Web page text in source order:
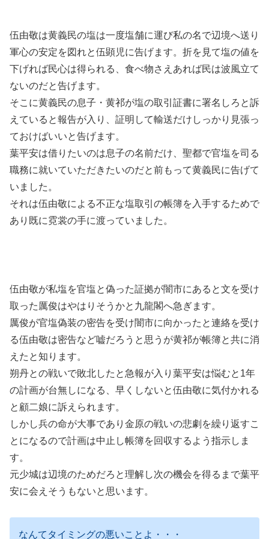
伍由敬は黄義民の塩は一度塩舗に運び私の名で辺境へ送り
軍心の安定を図れと伍顕児に告げます。折を見て塩の値を
下げれば民心は得られる、食べ物さえあれば民は波風立て
ないのだと告げます。
そこに黄義民の息子・黄祁が塩の取引証書に署名しろと訴
えていると報告が入り、証明して輸送だけしっかり見張っ
ておけばいいと告げます。
葉平安は借りたいのは息子の名前だけ、聖都で官塩を司る
職務に就いていただきたいのだと前もって黄義民に告げて
いました。
それは伍由敬による不正な塩取引の帳簿を入手するためで
あり既に霓裳の手に渡っていました。
伍由敬が私塩を官塩と偽った証拠が闇市にあると文を受け
取った厲俊はやはりそうかと九龍閣へ急ぎます。
厲俊が官塩偽装の密告を受け闇市に向かったと連絡を受け
る伍由敬は密告など嘘だろうと思うが黄祁が帳簿と共に消
えたと知ります。
朔丹との戦いで敗北したと急報が入り葉平安は悩むと1年
の計画が台無しになる、早くしないと伍由敬に気付かれる
と顧二娘に訴えられます。
しかし兵の命が大事であり金原の戦いの悲劇を繰り返すこ
とになるので計画は中止し帳簿を回収するよう指示しま
す。
元少城は辺境のためだろと理解し次の機会を得るまで葉平
安に会えそうもないと思います。
なんてタイミングの悪いことよ・・・